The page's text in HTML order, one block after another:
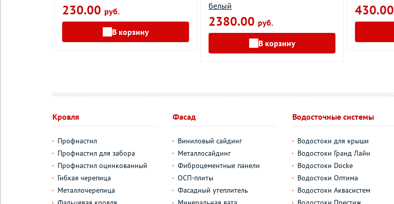
230.00 руб.
В корзину
белый
2380.00 руб.
В корзину
430.00
Кровля
Профнастил
Профнастил для забора
Профнастил оцинкованный
Гибкая черепица
Металлочерепица
Фасад
Виниловый сайдинг
Металлосайдинг
Фиброцементные панели
ОСП-плиты
Фасадный утеплитель
Водосточные системы
Водостоки для крыши
Водостоки Гранд Лайн
Водостоки Docke
Водостоки Оптима
Водостоки Аквасистем